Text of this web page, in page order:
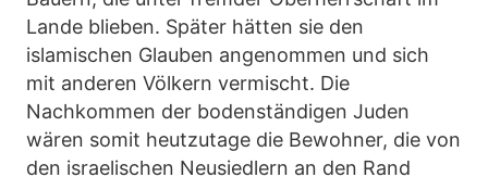
Lande blieben. Später hätten sie den
islamischen Glauben angenommen und sich
mit anderen Völkern vermischt. Die
Nachkommen der bodenständigen Juden
wären somit heutzutage die Bewohner, die von
den israelischen Neusiedlern an den Rand